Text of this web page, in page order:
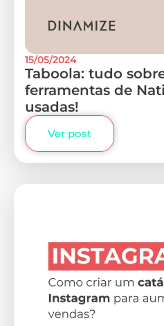
15/05/2024
Taboola: tudo
ferramentas de
usadas!
Ver post